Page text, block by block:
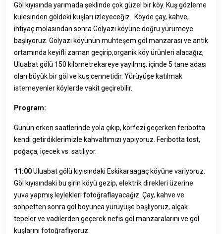
Göl kıyısında yarımada şeklinde çok güzel bir köy. Kuş gözleme
kulesinden göldeki kuşları izleyeceğiz. Köyde çay, kahve,
ihtiyaç molasından sonra Gölyazı köyüne doğru yürümeye
başlıyoruz. Gölyazı köyünün muhteşem göl manzarası ve antik
ortamında keyifli zaman geçirip,organik köy ürünleri alacağız,
Uluabat gölü 150 kilometrekareye yayılmış, içinde 5 tane adası
olan büyük bir göl ve kuş cennetidir. Yürüyüşe katılmak
istemeyenler köylerde vakit geçirebilir.
Program:
Günün erken saatlerinde yola çıkıp, körfezi geçerken feribotta
kendi getirdiklerimizle kahvaltımızı yapıyoruz. Feribotta tost,
poğaça, içecek vs. satılıyor.
11:00Uluabat gölü kıyısındaki Eskikaraagaç köyüne variyoruz.
Göl kıyısındaki bu şirin köyü gezip, elektrik direkleri üzerine
yuva yapmış leylekleri fotoğraflayacağız. Çay, kahve ve
sohpetten sonra göl boyunca yürüyüşe başlıyoruz, alçak
tepeler ve vadilerden geçerek nefis göl manzaralarını ve göl
kuşlarını fotoğraflıyoruz.